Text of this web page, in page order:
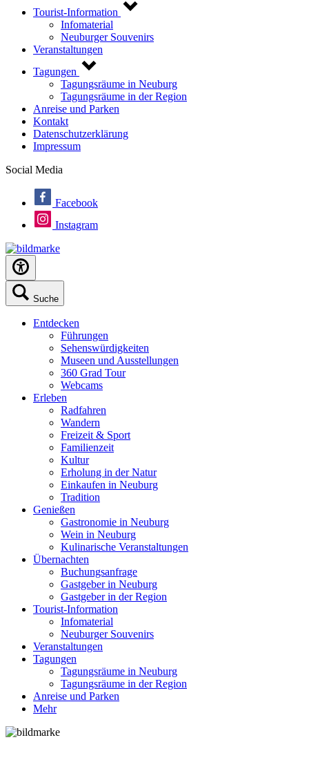
Tourist-Information
Infomaterial
Neuburger Souvenirs
Veranstaltungen
Tagungen
Tagungsräume in Neuburg
Tagungsräume in der Region
Anreise und Parken
Kontakt
Datenschutzerklärung
Impressum
Social Media
Facebook
Instagram
Suche
Entdecken
Führungen
Sehenswürdigkeiten
Museen und Ausstellungen
360 Grad Tour
Webcams
Erleben
Radfahren
Wandern
Freizeit & Sport
Familienzeit
Kultur
Erholung in der Natur
Einkaufen in Neuburg
Tradition
Genießen
Gastronomie in Neuburg
Wein in Neuburg
Kulinarische Veranstaltungen
Übernachten
Buchungsanfrage
Gastgeber in Neuburg
Gastgeber in der Region
Tourist-Information
Infomaterial
Neuburger Souvenirs
Veranstaltungen
Tagungen
Tagungsräume in Neuburg
Tagungsräume in der Region
Anreise und Parken
Mehr